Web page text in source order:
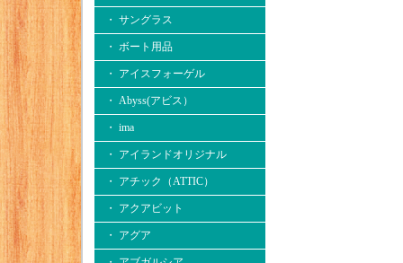
・ サングラス
・ ボート用品
・ アイスフォーゲル
・ Abyss(アビス）
・ ima
・ アイランドオリジナル
・ アチック（ATTIC）
・ アクアビット
・ アグア